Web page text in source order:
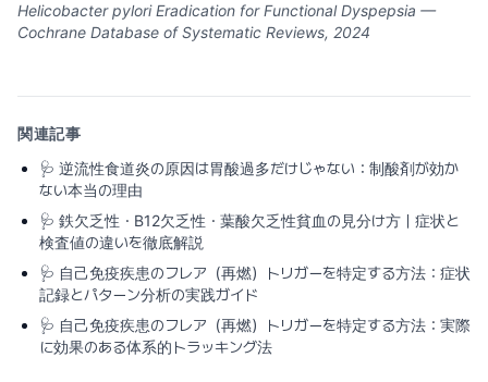
Helicobacter pylori Eradication for Functional Dyspepsia —
Cochrane Database of Systematic Reviews, 2024
関連記事
🩺 逆流性食道炎の原因は胃酸過多だけじゃない：制酸剤が効か
ない本当の理由
🩺 鉄欠乏性・B12欠乏性・葉酸欠乏性貧血の見分け方｜症状と
検査値の違いを徹底解説
🩺 自己免疫疾患のフレア（再燃）トリガーを特定する方法：症状
記録とパターン分析の実践ガイド
🩺 自己免疫疾患のフレア（再燃）トリガーを特定する方法：実際
に効果のある体系的トラッキング法